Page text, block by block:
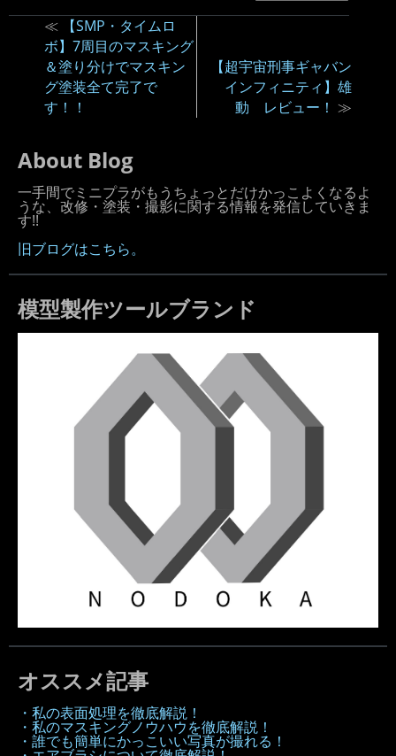
≪
【SMP・タイムロ
ボ】7周目のマスキング
＆塗り分けでマスキン
グ塗装全て完了で
す！！
【超宇宙刑事ギャバン
インフィニティ】雄
動 レビュー！ ≫
About Blog
一手間でミニプラがもうちょっとだけかっこよくなるよ
うな、改修・塗装・撮影に関する情報を発信していきま
す!!
旧ブログはこちら。
模型製作ツールブランド
オススメ記事
・私の表面処理を徹底解説！
・私のマスキングノウハウを徹底解説！
・誰でも簡単にかっこいい写真が撮れる！